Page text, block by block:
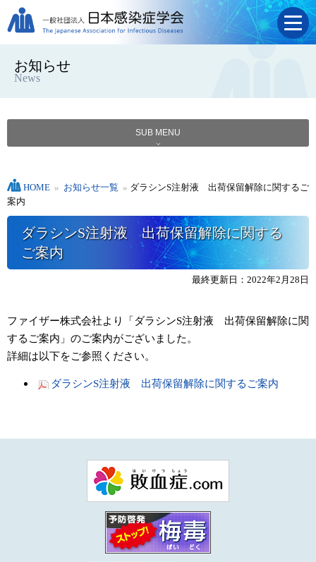
お知らせ
News
SUB MENU
HOME » お知らせ一覧 » ダラシンS注射液 出荷保留解除に関するご
案内
ダラシンS注射液 出荷保留解除に関する
ご案内
最終更新日：2022年2月28日
ファイザー株式会社より「ダラシンS注射液 出荷保留解除に関
するご案内」のご案内がございました。
詳細は以下をご参照ください。
ダラシンS注射液 出荷保留解除に関するご案内